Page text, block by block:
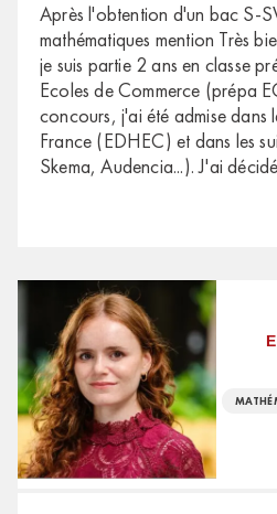
Après l'obtention d'un bac S-
mathématiques mention Très
je suis partie 2 ans en classe
Ecoles de Commerce (prépa
concours, j'ai été admise dans
France (EDHEC) et dans les
Skema, Audencia...). J'ai